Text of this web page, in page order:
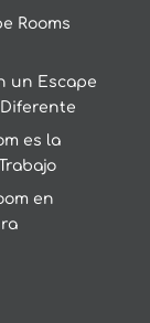
Rooms
un Escape
es la
en